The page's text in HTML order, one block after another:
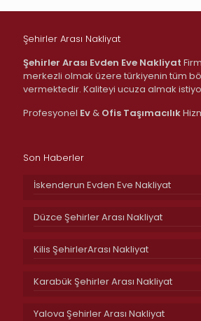
Şehirler Arası Nakliyat
Şehirler Arası Evden Eve Nakliyat
merkezli olmak üzere türkiyenin tüm
vermektedir. Kaliteyi ucuza almak
Profesyonel Ev& Ofis Taşımacılık
Son Haberler
İskenderun Evden Eve Nakliyat
Düzce Şehirler Arası Nakliyat
Kilis ŞehirlerArası Nakliyat
Karabük Şehirler Arası Nakliyat
Yalova Şehirler Arası Nakliyat